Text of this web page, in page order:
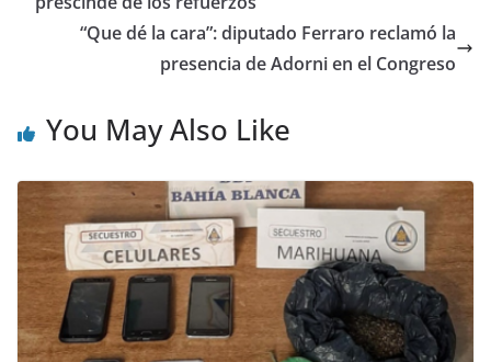
“Que dé la cara”: diputado Ferraro reclamó la
presencia de Adorni en el Congreso
You May Also Like